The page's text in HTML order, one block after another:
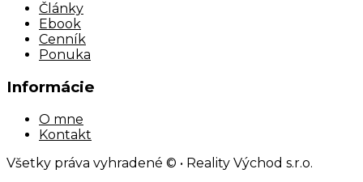
Články
Ebook
Cenník
Ponuka
Informácie
O mne
Kontakt
Všetky práva vyhradené © • Reality Východ s.r.o.